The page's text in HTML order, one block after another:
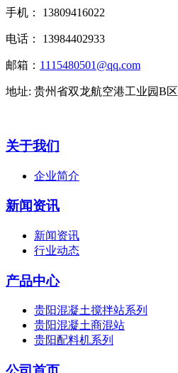
手机： 13809416022
电话： 13984402933
邮箱： 1115480501@qq.com
地址: 贵州省双龙航空港工业园B区
关于我们
企业简介
新闻资讯
新闻资讯
行业动态
产品中心
贵阳混凝土搅拌站系列
贵阳混凝土商混站
贵阳配料机系列